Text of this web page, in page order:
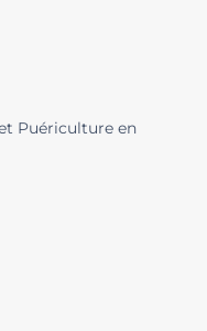
Puériculture en